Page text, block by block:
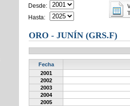
Desde:
Hasta:
ORO - JUNÍN (GRS.F)
Fecha
2001
2002
2003
2004
2005